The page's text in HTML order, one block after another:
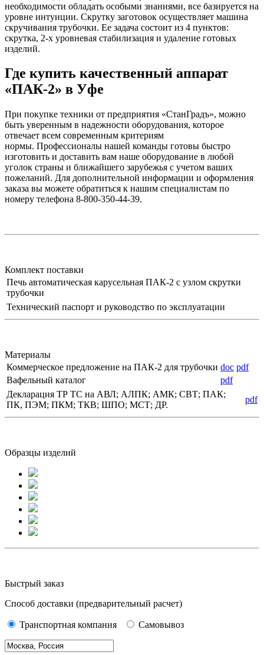
необходимости обладать особыми знаниями, все базируется на
уровне интуиции. Скрутку заготовок осуществляет машина
скручивания трубочки. Ее задача состоит из 4 пунктов:
скрутка, 2-х уровневая стабилизация и удаление готовых
изделий.
Где купить качественный аппарат
«ПАК-2» в Уфе
При покупке техники от предприятия «СтанГрадъ», можно
быть уверенным в надежности оборудования, которое
отвечает всем современным критериям
нормы. Профессионалы нашей команды готовы быстро
изготовить и доставить вам наше оборудование в любой
уголок страны и ближайшего зарубежья с учетом ваших
пожеланий. Для дополнительной информации и оформления
заказа вы можете обратиться к нашим специалистам по
номеру телефона 8-800-350-44-39.
Комплект поставки
Печь автоматическая карусельная ПАК-2 с узлом скрутки
трубочки
Технический паспорт и руководство по эксплуатации
Материалы
Коммерческое предложение на ПАК-2 для трубочки doc pdf
Вафельный каталог
pdf
Декларация ТР ТС на АВЛ; АЛПК; АМК; СВТ; ПАК;
ПК, ПЭМ; ПКМ; ТКВ; ШПО; МСТ; ДР.
pdf
Образцы изделий
Быстрый заказ
Способ доставки (предварительный расчет)
Транспортная компания Самовывоз